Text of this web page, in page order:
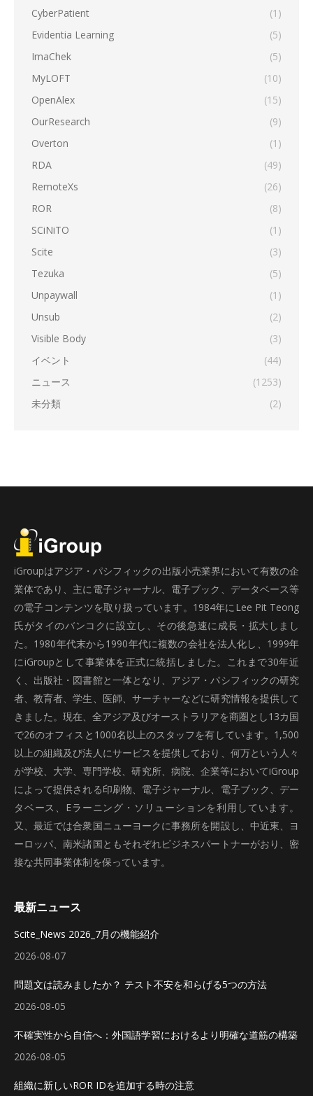
CyberPatient
(1)
Evidentia Learning
(5)
ImaChek
(5)
MyLOFT
(10)
OpenAlex
(15)
OurResearch
(9)
Overton
(1)
RDA
(49)
RemoteXs
(26)
ROR
(8)
SCiNiTO
(1)
Scite
(3)
Tezuka
(5)
Unpaywall
(1)
Unsub
(2)
Visible Body
(3)
イベント
(44)
ニュース
(1253)
未分類
(2)
iGroupはアジア・パシフィックの出版小売業界において有数の企
業体であり、主に電子ジャーナル、電子ブック、データベース等
の電子コンテンツを取り扱っています。1984年にLee Pit Teong
氏がタイのバンコクに設立し、その後急速に成長・拡大しまし
た。1980年代末から1990年代に複数の会社を法人化し、1999年
にiGroupとして事業体を正式に統括しました。これまで30年近
く、出版社・図書館と一体となり、アジア・パシフィックの研究
者、教育者、学生、医師、サーチャーなどに研究情報を提供して
きました。現在、全アジア及びオーストラリアを商圏とし13カ国
で26のオフィスと1000名以上のスタッフを有しています。1,500
以上の組織及び法人にサービスを提供しており、何万という人々
が学校、大学、専門学校、研究所、病院、企業等においてiGroup
によって提供される印刷物、電子ジャーナル、電子ブック、デー
タベース、Eラーニング・ソリューションを利用しています。
又、最近では合衆国ニューヨークに事務所を開設し、中近東、ヨ
ーロッパ、南米諸国ともそれぞれビジネスパートナーがおり、密
接な共同事業体制を保っています。
最新ニュース
Scite_News 2026_7月の機能紹介
2026-08-07
問題文は読みましたか？ テスト不安を和らげる5つの方法
2026-08-05
不確実性から自信へ：外国語学習におけるより明確な道筋の構築
2026-08-05
組織に新しいROR IDを追加する時の注意